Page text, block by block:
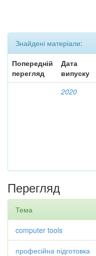
Знайдені матеріали:
Попередній
перегляд
Дата
випуску
2020
Перегляд
Тема
computer tools
професійна підготовка